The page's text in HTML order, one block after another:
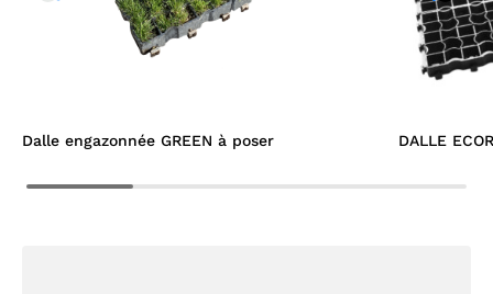
Dalle engazonnée GREEN à poser DALLE